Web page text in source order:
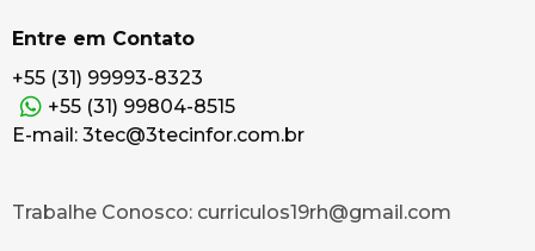
Entre em Contato
+55 (31) 99993-8323
+55 (31) 99804-8515
E-mail: 3tec@3tecinfor.com.br
Trabalhe Conosco: curriculos19rh@gmail.com